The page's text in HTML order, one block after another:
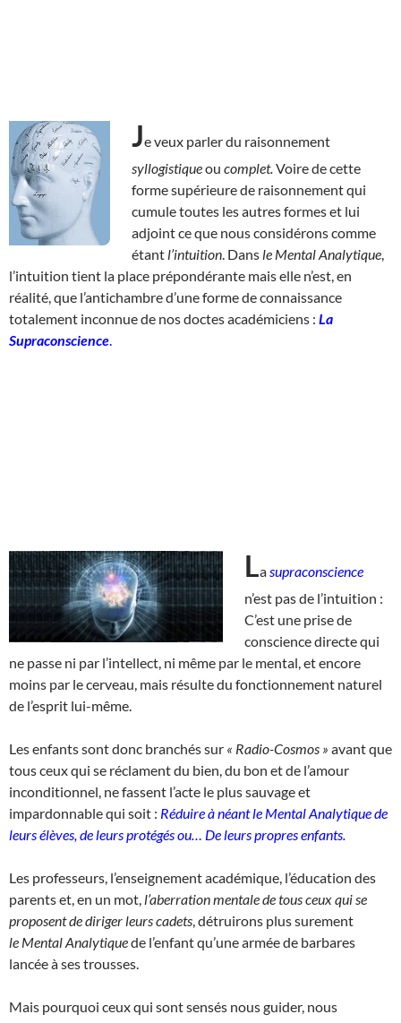
Je veux parler du raisonnement
syllogistiqueou complet. Voire de cette
forme supérieure de raisonnement qui
cumule toutes les autres formes et lui
adjoint ce que nous considérons comme
étant l’intuition . Dans le Mental Analytique
l’intuition tient la place prépondérante mais elle n’est, en
réalité, que l’antichambre d’une forme de connaissance
totalement inconnue de nos doctes académiciens : La
Supraconscience
La supraconscience
n’est pas de l’intuition :
C’est une prise de
conscience directe qui
ne passe ni par l’intellect, ni même par le mental, et encore
moins par le cerveau, mais résulte du fonctionnement naturel
de l’esprit lui-même.
Les enfants sont donc branchés sur « Radio-Cosmos » avant que
tous ceux qui se réclament du bien, du bon et de l’amour
inconditionnel, ne fassent l’acte le plus sauvage et
impardonnable qui soit : Réduire à néant le Mental Analytique de
leurs élèves, de leurs protégés ou…
De leurs propres enfants.
Les professeurs, l’enseignement académique, l’éducation des
parents et, en un mot, l’aberration mentale de tous ceux qui se
proposent de diriger leurs cadets , détruirons plus surement
le Mental Analytiquede l’enfant qu’une armée de barbares
lancée à ses trousses.
Mais pourquoi ceux qui sont sensés nous guider, nous